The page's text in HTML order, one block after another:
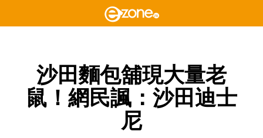
沙田麵包舖現大量老
鼠！網民諷：沙田迪士
尼